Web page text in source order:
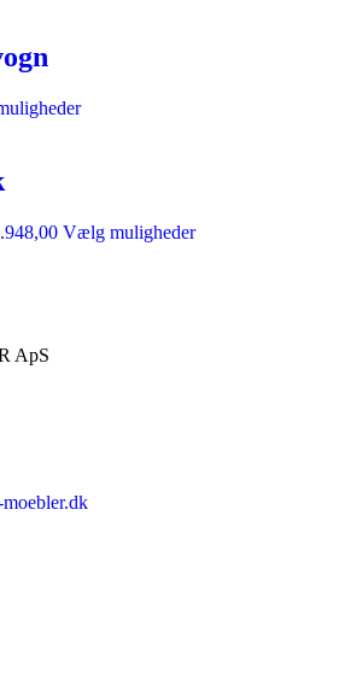
Vælg muligheder
ApS